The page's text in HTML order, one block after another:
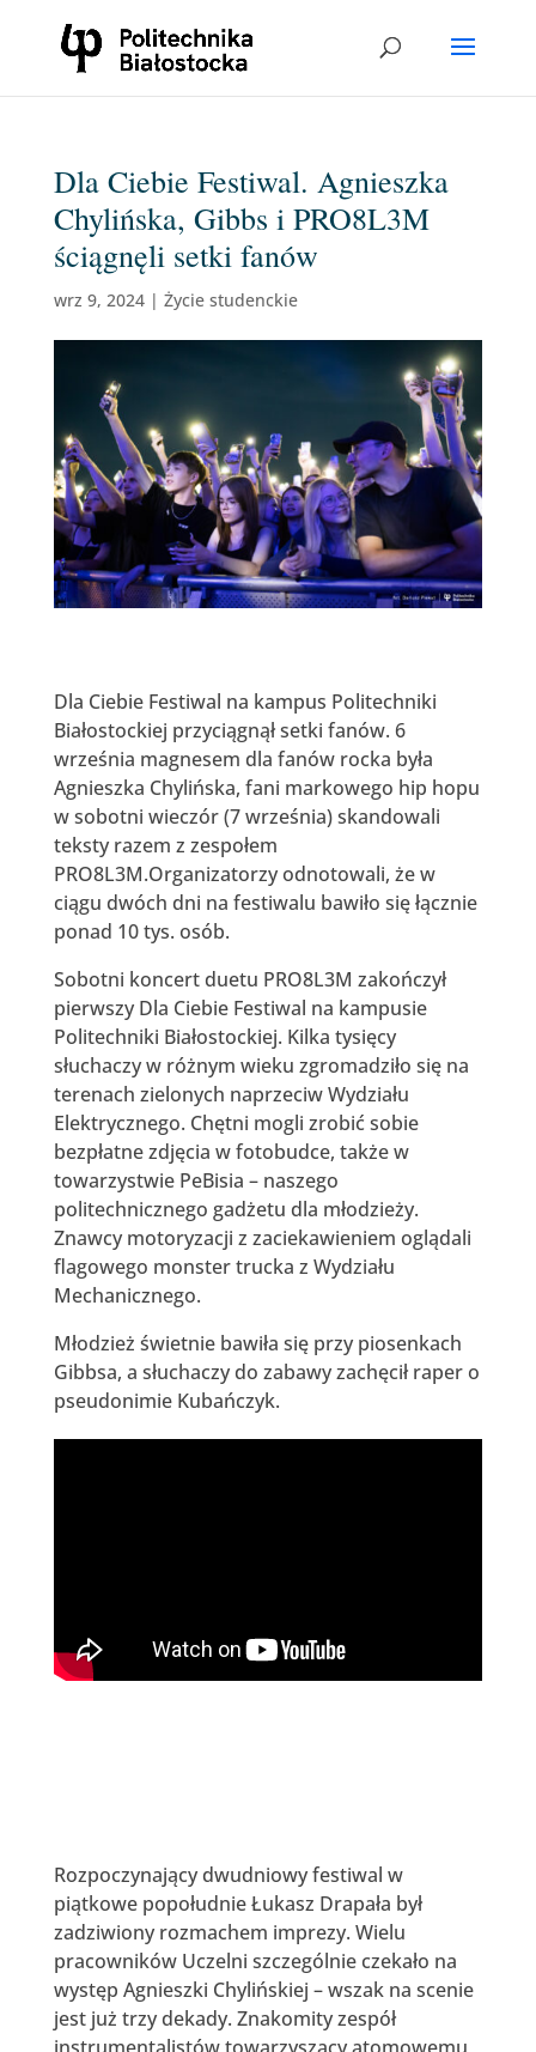
Dla Ciebie Festiwal. Agnieszka
Chylińska, Gibbs i PRO8L3M
ściągnęli setki fanów
wrz 9, 2024| Życie studenckie
Dla Ciebie Festiwal na kampus Politechniki
Białostockiej przyciągnął setki fanów. 6
września magnesem dla fanów rocka była
Agnieszka Chylińska, fani markowego hip hopu
w sobotni wieczór (7 września) skandowali
teksty razem z zespołem
PRO8L3M.Organizatorzy odnotowali, że w
ciągu dwóch dni na festiwalu bawiło się łącznie
ponad 10 tys. osób.
Sobotni koncert duetu PRO8L3M zakończył
pierwszy Dla Ciebie Festiwal na kampusie
Politechniki Białostockiej. Kilka tysięcy
słuchaczy w różnym wieku zgromadziło się na
terenach zielonych naprzeciw Wydziału
Elektrycznego. Chętni mogli zrobić sobie
bezpłatne zdjęcia w fotobudce, także w
towarzystwie PeBisia – naszego
politechnicznego gadżetu dla młodzieży.
Znawcy motoryzacji z zaciekawieniem oglądali
flagowego monster trucka z Wydziału
Mechanicznego.
Młodzież świetnie bawiła się przy piosenkach
Gibbsa, a słuchaczy do zabawy zachęcił raper o
pseudonimie Kubańczyk.
Rozpoczynający dwudniowy festiwal w
piątkowe popołudnie Łukasz Drapała był
zadziwiony rozmachem imprezy. Wielu
pracowników Uczelni szczególnie czekało na
występ Agnieszki Chylińskiej – wszak na scenie
jest już trzy dekady. Znakomity zespół